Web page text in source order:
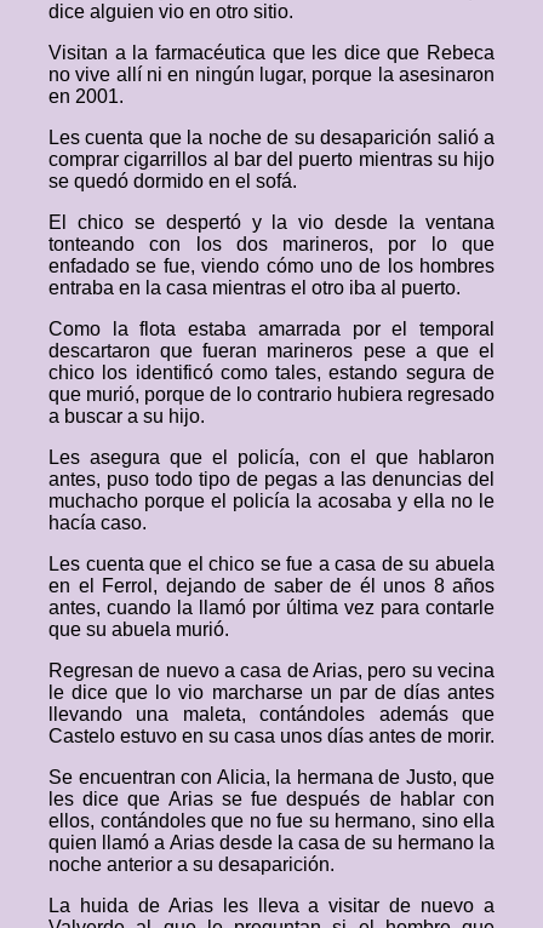
dice alguien vio en otro sitio.
Visitan a la farmacéutica que les dice que Rebeca
no vive allí ni en ningún lugar, porque la asesinaron
en 2001.
Les cuenta que la noche de su desaparición salió a
comprar cigarrillos al bar del puerto mientras su hijo
se quedó dormido en el sofá.
El chico se despertó y la vio desde la ventana
tonteando con los dos marineros, por lo que
enfadado se fue, viendo cómo uno de los hombres
entraba en la casa mientras el otro iba al puerto.
Como la flota estaba amarrada por el temporal
descartaron que fueran marineros pese a que el
chico los identificó como tales, estando segura de
que murió, porque de lo contrario hubiera regresado
a buscar a su hijo.
Les asegura que el policía, con el que hablaron
antes, puso todo tipo de pegas a las denuncias del
muchacho porque el policía la acosaba y ella no le
hacía caso.
Les cuenta que el chico se fue a casa de su abuela
en el Ferrol, dejando de saber de él unos 8 años
antes, cuando la llamó por última vez para contarle
que su abuela murió.
Regresan de nuevo a casa de Arias, pero su vecina
le dice que lo vio marcharse un par de días antes
llevando una maleta, contándoles además que
Castelo estuvo en su casa unos días antes de morir.
Se encuentran con Alicia, la hermana de Justo, que
les dice que Arias se fue después de hablar con
ellos, contándoles que no fue su hermano, sino ella
quien llamó a Arias desde la casa de su hermano la
noche anterior a su desaparición.
La huida de Arias les lleva a visitar de nuevo a